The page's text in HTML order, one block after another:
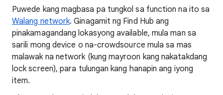
Puwede kang magbasa pa tungkol sa function na ito sa
Walang network. Ginagamit ng Find Hub ang
pinakamagandang lokasyong available, mula man sa
sarili mong device o na-crowdsource mula sa mas
malawak na network (kung mayroon kang nakatakdang
lock screen), para tulungan kang hanapin ang iyong
item.